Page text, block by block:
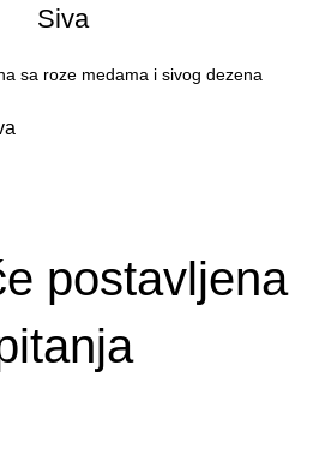
Siva
sa roze medama i sivog dezena
postavljena